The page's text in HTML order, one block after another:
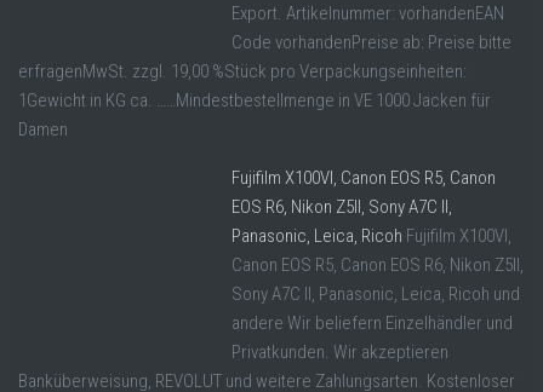
Export. Artikelnummer: vorhandenEAN
Code vorhandenPreise ab: Preise bitte
erfragenMwSt. zzgl. 19,00 %Stück pro Verpackungseinheiten:
1Gewicht in KG ca. ……Mindestbestellmenge in VE 1000 Jacken für
Damen
Fujifilm X100VI, Canon EOS R5, Canon
EOS R6, Nikon Z5II, Sony A7C II,
Panasonic, Leica, Ricoh Fujifilm X100VI,
Canon EOS R5, Canon EOS R6, Nikon Z5II,
Sony A7C II, Panasonic, Leica, Ricoh und
andere Wir beliefern Einzelhändler und
Privatkunden. Wir akzeptieren
Banküberweisung, REVOLUT und weitere Zahlungsarten. Kostenloser